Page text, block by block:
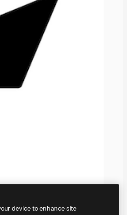
device to enhance site